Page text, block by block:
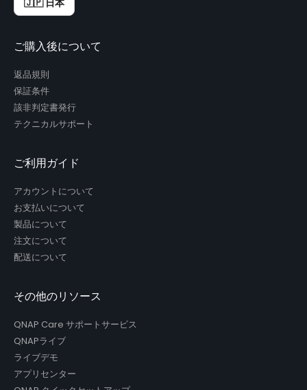
🇯🇵 日本
ご購入後について
返品規則
保証条件
該非判定書発行
テクニカルサポート
ご利用ガイド
アカウントについて
お支払いについて
製品について
注文について
配送について
その他のリソース
QNAP Care サポートサービス
QNAPライブ
ライブデモ
アプリセンター